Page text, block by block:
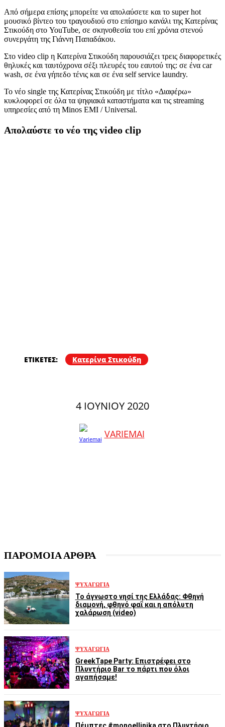
Από σήμερα επίσης μπορείτε να απολαύσετε και το super hot
μουσικό βίντεο του τραγουδιού στο επίσημο κανάλι της Κατερίνας
Στικούδη στο YouTube, σε σκηνοθεσία του επί χρόνια στενού
συνεργάτη της Γιάννη Παπαδάκου.
Στο video clip η Κατερίνα Στικούδη παρουσιάζει τρεις διαφορετικές
θηλυκές και ταυτόχρονα σέξι πλευρές του εαυτού της: σε ένα car
wash, σε ένα γήπεδο τένις και σε ένα self service laundry.
Το νέο single της Κατερίνας Στικούδη με τίτλο «Διαφέρω»
κυκλοφορεί σε όλα τα ψηφιακά καταστήματα και τις streaming
υπηρεσίες από τη Minos EMI / Universal.
Απολαύστε το νέο της video clip
ΕΤΙΚΕΤΕΣ: Κατερίνα Στικούδη
4 ΙΟΥΝΊΟΥ 2020
VARIEMAI
ΠΑΡΟΜΟΙΑ ΑΡΘΡΑ
ΨΥΧΑΓΩΓΊΑ
Το άγνωστο νησί της Ελλάδας: Φθηνή
διαμονή, φθηνό φαΐ και η απόλυτη
χαλάρωση (video)
ΨΥΧΑΓΩΓΊΑ
GreekTape Party: Επιστρέφει στο
Πλυντήριο Bar το πάρτι που όλοι
αγαπήσαμε!
ΨΥΧΑΓΩΓΊΑ
Πέμπτες #monoellinika στο Πλυντήριο